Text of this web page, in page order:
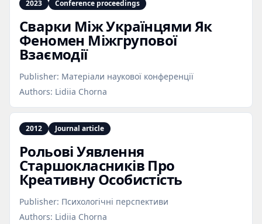
2023 Conference proceedings
Сварки Між Українцями Як
Феномен Міжгрупової
Взаємодії
Publisher: Матеріали наукової конференції
Authors: Lidiia Chorna
2012 Journal article
Рольові Уявлення
Старшокласників Про
Креативну Особистість
Publisher: Психологічні перспективи
Authors: Lidiia Chorna